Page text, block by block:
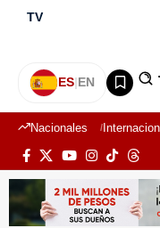
TV
ES|EN
Nacionales